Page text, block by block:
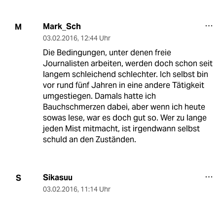
M Mark_Sch
03.02.2016, 12:44 Uhr
Die Bedingungen, unter denen freie
Journalisten arbeiten, werden doch schon seit
langem schleichend schlechter. Ich selbst bin
vor rund fünf Jahren in eine andere Tätigkeit
umgestiegen. Damals hatte ich
Bauchschmerzen dabei, aber wenn ich heute
sowas lese, war es doch gut so. Wer zu lange
jeden Mist mitmacht, ist irgendwann selbst
schuld an den Zuständen.
S Sikasuu
03.02.2016, 11:14 Uhr